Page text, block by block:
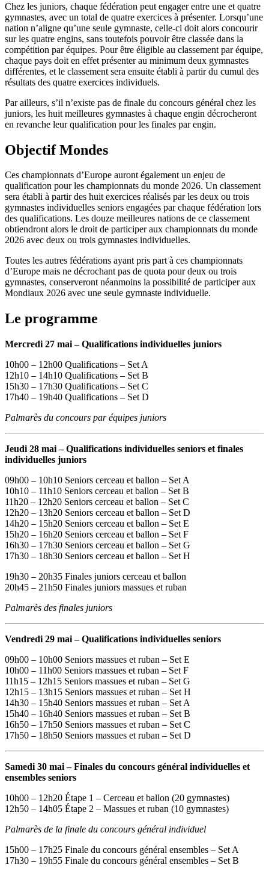
Chez les juniors, chaque fédération peut engager entre une et quatre
gymnastes, avec un total de quatre exercices à présenter. Lorsqu’une
nation n’aligne qu’une seule gymnaste, celle-ci doit alors concourir
sur les quatre engins, sans toutefois pouvoir être classée dans la
compétition par équipes. Pour être éligible au classement par équipe,
chaque pays doit en effet présenter au minimum deux gymnastes
différentes, et le classement sera ensuite établi à partir du cumul des
résultats des quatre exercices individuels.
Par ailleurs, s’il n’existe pas de finale du concours général chez les
juniors, les huit meilleures gymnastes à chaque engin décrocheront
en revanche leur qualification pour les finales par engin.
Objectif Mondes
Ces championnats d’Europe auront également un enjeu de
qualification pour les championnats du monde 2026. Un classement
sera établi à partir des huit exercices réalisés par les deux ou trois
gymnastes individuelles seniors engagées par chaque fédération lors
des qualifications. Les douze meilleures nations de ce classement
obtiendront alors le droit de participer aux championnats du monde
2026 avec deux ou trois gymnastes individuelles.
Toutes les autres fédérations ayant pris part à ces championnats
d’Europe mais ne décrochant pas de quota pour deux ou trois
gymnastes, conserveront néanmoins la possibilité de participer aux
Mondiaux 2026 avec une seule gymnaste individuelle.
Le programme
Mercredi 27 mai – Qualifications individuelles juniors
10h00 – 12h00 Qualifications – Set A
12h10 – 14h10 Qualifications – Set B
15h30 – 17h30 Qualifications – Set C
17h40 – 19h40 Qualifications – Set D
Palmarès du concours par équipes juniors
Jeudi 28 mai – Qualifications individuelles seniors et finales
individuelles juniors
09h00 – 10h10 Seniors cerceau et ballon – Set A
10h10 – 11h10 Seniors cerceau et ballon – Set B
11h20 – 12h20 Seniors cerceau et ballon – Set C
12h20 – 13h20 Seniors cerceau et ballon – Set D
14h20 – 15h20 Seniors cerceau et ballon – Set E
15h20 – 16h20 Seniors cerceau et ballon – Set F
16h30 – 17h30 Seniors cerceau et ballon – Set G
17h30 – 18h30 Seniors cerceau et ballon – Set H
19h30 – 20h35 Finales juniors cerceau et ballon
20h45 – 21h50 Finales juniors massues et ruban
Palmarès des finales juniors
Vendredi 29 mai – Qualifications individuelles seniors
09h00 – 10h00 Seniors massues et ruban – Set E
10h00 – 11h00 Seniors massues et ruban – Set F
11h15 – 12h15 Seniors massues et ruban – Set G
12h15 – 13h15 Seniors massues et ruban – Set H
14h30 – 15h40 Seniors massues et ruban – Set A
15h40 – 16h40 Seniors massues et ruban – Set B
16h50 – 17h50 Seniors massues et ruban – Set C
17h50 – 18h50 Seniors massues et ruban – Set D
Samedi 30 mai – Finales du concours général individuelles et
ensembles seniors
10h00 – 12h20 Étape 1 – Cerceau et ballon (20 gymnastes)
12h50 – 14h05 Étape 2 – Massues et ruban (10 gymnastes)
Palmarès de la finale du concours général individuel
15h00 – 17h25 Finale du concours général ensembles – Set A
17h30 – 19h55 Finale du concours général ensembles – Set B